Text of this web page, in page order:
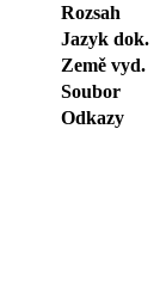
Rozsah
Jazyk dok.
Země vyd.
Soubor
Odkazy